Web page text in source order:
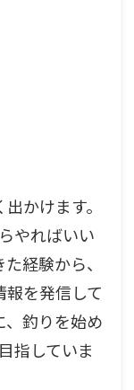
かけます。
やればいい
経験から、
を発信して
、釣りを始め
指していま